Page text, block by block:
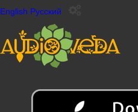
English Русский